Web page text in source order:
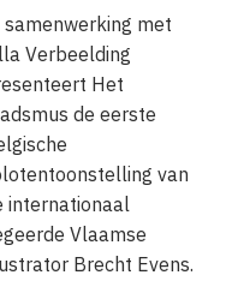
samenwerking met
Verbeelding
Het
de eerste
van
internationaal
Vlaamse
Brecht Evens.